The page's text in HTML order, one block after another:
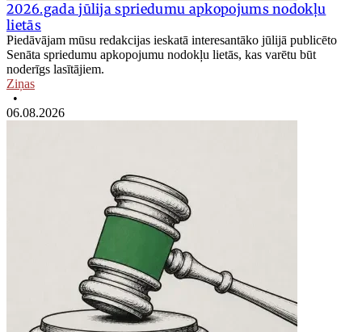
2026.gada jūlija spriedumu apkopojums nodokļu
lietās
Piedāvājam mūsu redakcijas ieskatā interesantāko jūlijā publicēto
Senāta spriedumu apkopojumu nodokļu lietās, kas varētu būt
noderīgs lasītājiem.
Ziņas
•
06.08.2026